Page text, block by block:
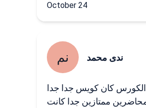
October 24
نم ندى محمد
كان كويس جدا جدا
ممتازين جدا كانت